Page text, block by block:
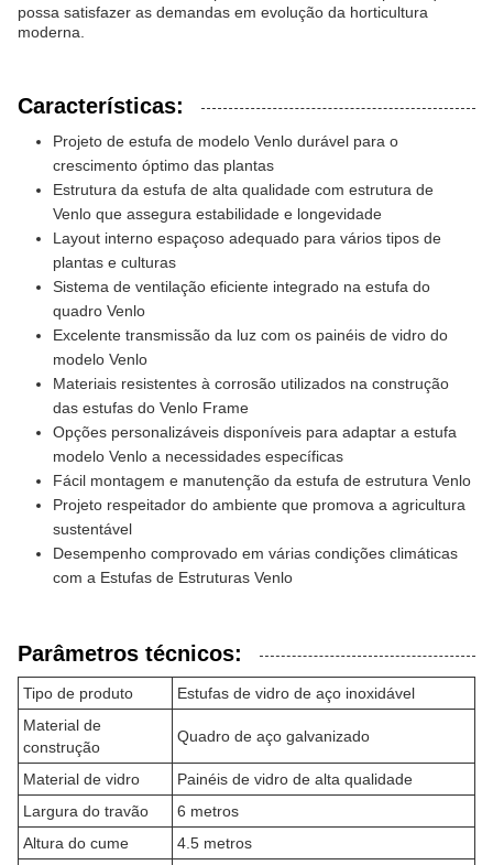
possa satisfazer as demandas em evolução da horticultura
moderna.
Características:
Projeto de estufa de modelo Venlo durável para o
crescimento óptimo das plantas
Estrutura da estufa de alta qualidade com estrutura de
Venlo que assegura estabilidade e longevidade
Layout interno espaçoso adequado para vários tipos de
plantas e culturas
Sistema de ventilação eficiente integrado na estufa do
quadro Venlo
Excelente transmissão da luz com os painéis de vidro do
modelo Venlo
Materiais resistentes à corrosão utilizados na construção
das estufas do Venlo Frame
Opções personalizáveis disponíveis para adaptar a estufa
modelo Venlo a necessidades específicas
Fácil montagem e manutenção da estufa de estrutura Venlo
Projeto respeitador do ambiente que promova a agricultura
sustentável
Desempenho comprovado em várias condições climáticas
com a Estufas de Estruturas Venlo
Parâmetros técnicos:
Tipo de produto
Estufas de vidro de aço inoxidável
Material de
construção
Quadro de aço galvanizado
Material de vidro
Painéis de vidro de alta qualidade
Largura do travão
6 metros
Altura do cume
4.5 metros